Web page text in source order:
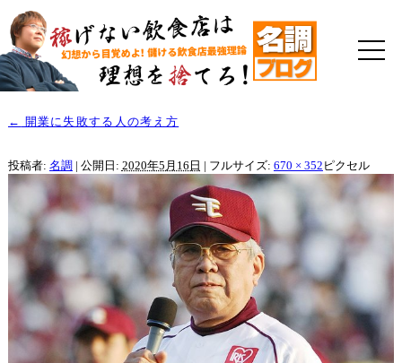
← 開業に失敗する人の考え方
投稿者: 名調 | 公開日: 2020年5月16日 | フルサイズ: 670 × 352 ピクセル